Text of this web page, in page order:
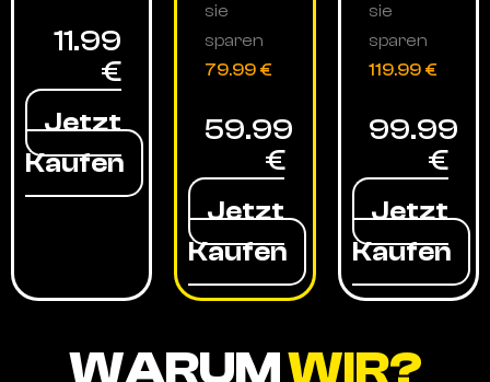
11.99
€
Jetzt
Kaufen
sie
sparen
79.99 €
59.99
€
Jetzt
Kaufen
sie
sparen
119.99 €
99.99
€
Jetzt
Kaufen
WARUMWIR?